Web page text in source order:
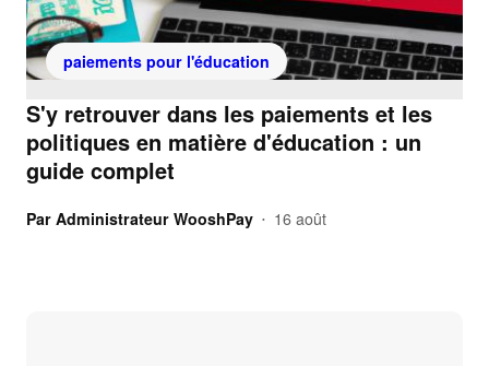
paiements pour l'éducation
S'y retrouver dans les paiements et les
politiques en matière d'éducation : un
guide complet
Par Administrateur WooshPay • 16 août